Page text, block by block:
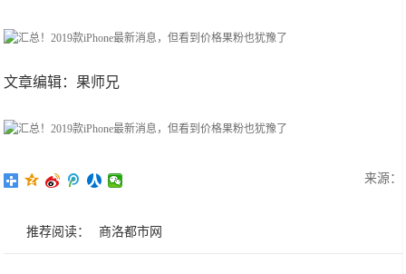
文章编辑：果师兄
来源：
推荐阅读： 商洛都市网